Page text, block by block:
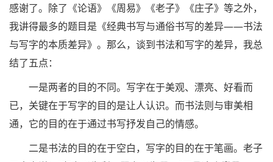
感谢了。除了《论语》《周易》《老子》《庄子》等之外，
我讲得最多的题目是《经典书写与通俗书写的差异——书法
与写字的本质差异》。那么，谈到书法和写字的差异，我总
结了五点：
一是两者的目的不同。写字在于美观、漂亮、好看而
已，关键在于写字的目的是让人认识。而书法则与审美相
通，它的目的在于通过书写抒发自己的情感。
二是书法的目的在于空白，写字的目的在于笔画。老子